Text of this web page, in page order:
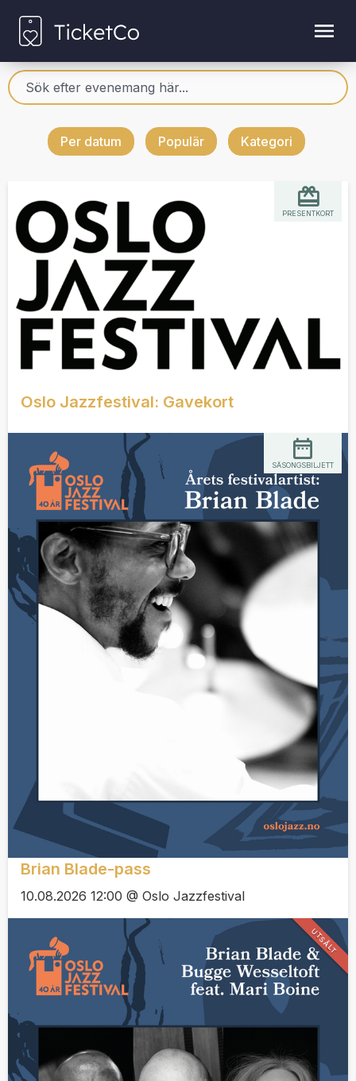
Per datum Populär Kategori
Oslo Jazzfestival: Gavekort
PRESENTKORT
Brian Blade-pass
10.08.2026 12:00 @ Oslo Jazzfestival
SÄSONGSBILJETT
UTSÅLT